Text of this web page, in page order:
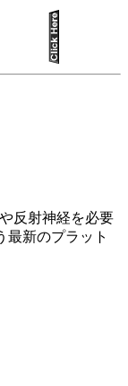
反射神経を必要
最新のプラット